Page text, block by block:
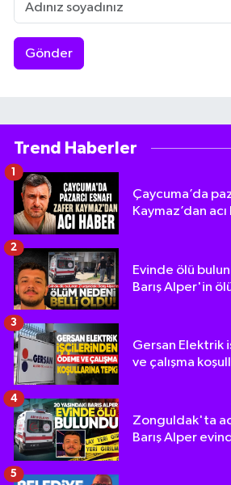
Gönder
Trend Haberler
Çaycuma’da
Kaymaz’dan
1
Evinde ölü
Barış Alper'in
2
Gersan Elektrik
ve çalışma
3
Zonguldak'ta
Barış Alper
4
5